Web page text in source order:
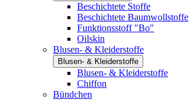
Beschichtete Stoffe
Beschichtete Baumwollstoffe
Funktionsstoff "Bo"
Oilskin
Blusen- & Kleiderstoffe
Blusen- & Kleiderstoffe
Blusen- & Kleiderstoffe
Chiffon
Bündchen